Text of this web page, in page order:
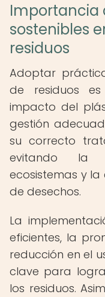
Importancia
sostenibles
residuos
Adoptar
de residuos
impacto del
gestión
su correcto
evitando la
ecosistemas y
de desechos.
La
eficientes, la
reducción en el
clave para
los residuos.